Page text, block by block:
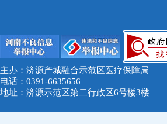
主办：济源产城融合示范区医疗保障局
电话：0391-6635656
地址：济源示范区第二行政区6号楼3楼